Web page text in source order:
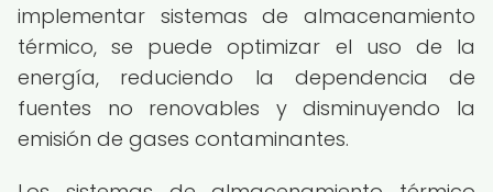
implementar sistemas de almacenamiento
térmico, se puede optimizar el uso de la
energía, reduciendo la dependencia de
fuentes no renovables y disminuyendo la
emisión de gases contaminantes.